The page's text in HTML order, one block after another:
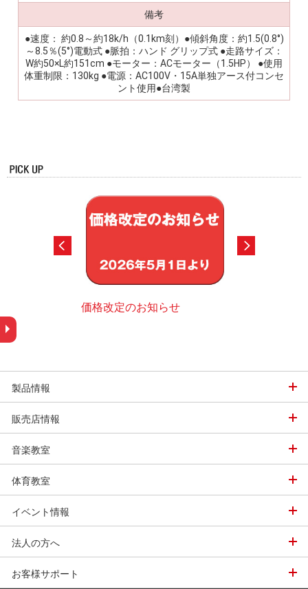
備考
●速度： 約0.8～約18k/h（0.1km刻）●傾斜角度：約1.5(0.8°)
～8.5％(5°)電動式 ●脈拍：ハンド グリップ式 ●走路サイズ：
W約50×L約151cm ●モーター：ACモーター（1.5HP） ●使用
体重制限：130kg ●電源：AC100V・15A単独アース付コンセ
ント使用●台湾製
の娯楽用まで各種
だけるように機種
価格改定のお知らせ
製品情報
販売店情報
音楽教室
体育教室
イベント情報
法人の方へ
お客様サポート